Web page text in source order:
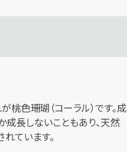
桃色珊瑚（コーラル）です。成
長しないこともあり、天然
ています。